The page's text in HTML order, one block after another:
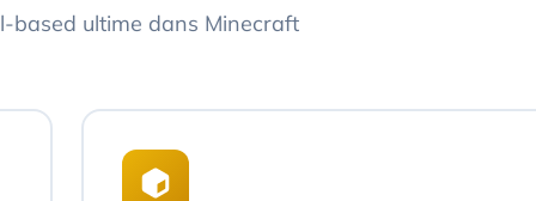
based ultime dans Minecraft